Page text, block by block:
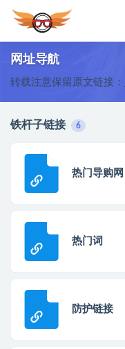
网址导航
转载注意保留原文链接：
铁杆子链接 6
热门导购网
热门词
防护链接